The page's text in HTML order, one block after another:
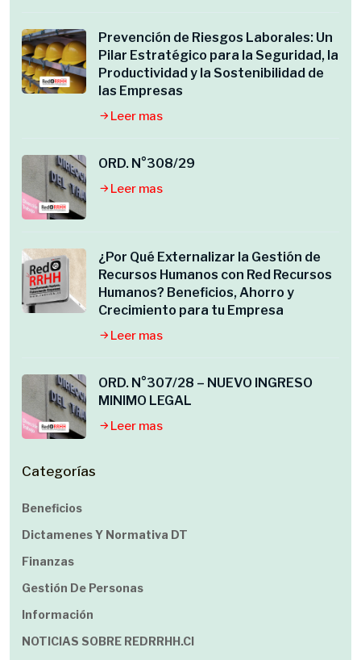
Prevención de Riesgos Laborales: Un
Pilar Estratégico para la Seguridad, la
Productividad y la Sostenibilidad de
las Empresas
Leer mas
ORD. N°308/29
Leer mas
¿Por Qué Externalizar la Gestión de
Recursos Humanos con Red Recursos
Humanos? Beneficios, Ahorro y
Crecimiento para tu Empresa
Leer mas
ORD. N°307/28 – NUEVO INGRESO
MINIMO LEGAL
Leer mas
Categorías
Beneficios
Dictamenes Y Normativa DT
Finanzas
Gestión De Personas
Información
NOTICIAS SOBRE REDRRHH.cl